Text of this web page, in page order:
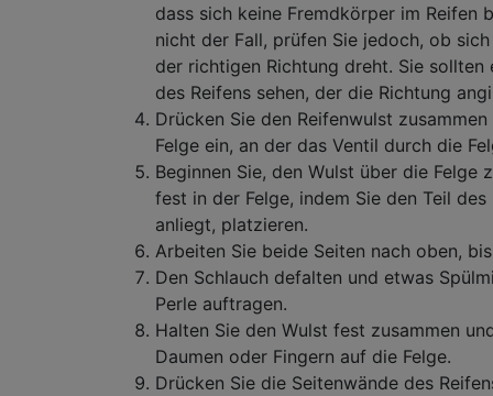
dass sich keine Fremdkörper im Reifen
nicht der Fall, prüfen Sie jedoch, ob
der richtigen Richtung dreht. Sie sollten
des Reifens sehen, der die Richtung
Drücken Sie den Reifenwulst
Felge ein, an der das Ventil durch die
Beginnen Sie, den Wulst über die Felge
fest in der Felge, indem Sie den Teil
anliegt, platzieren.
Arbeiten Sie beide Seiten nach oben,
Den Schlauch defalten und etwas
Perle auftragen.
Halten Sie den Wulst fest zusammen
Daumen oder Fingern auf die Felge.
Drücken Sie die Seitenwände des